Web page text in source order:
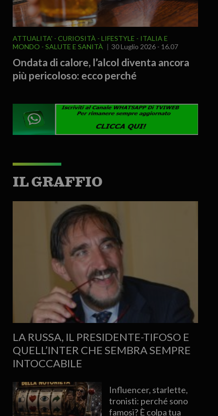
ATTUALITA' CURIOSITÀ - LIFESTYLE
ITALIA E
MONDO
SALUTE E SANITÀ 30 Luglio 2026 - 16.07
Ondata di calore, l’alcol diventa ancora
più pericoloso: ecco perché
IL GRAFFIO
LA RUSSA, IL PRESIDENTE-TIFOSO E
QUELL’INTER CHE SEMBRA SEMPRE
INTOCCABILE
Influencer, starlette,
tronisti: perché sono
famosi? È colpa tua